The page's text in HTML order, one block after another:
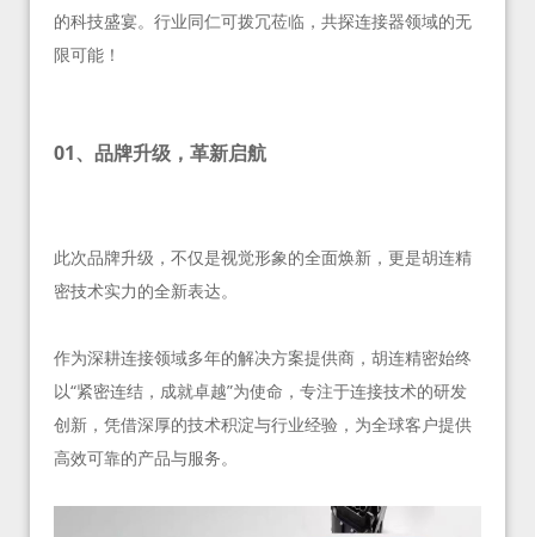
的科技盛宴。行业同仁可拨冗莅临，共探连接器领域的无
限可能！
01、品牌升级，革新启航
此次品牌升级，不仅是视觉形象的全面焕新，更是胡连精
密技术实力的全新表达。
作为深耕连接领域多年的解决方案提供商，胡连精密始终
以“紧密连结，成就卓越”为使命，专注于连接技术的研发
创新，凭借深厚的技术积淀与行业经验，为全球客户提供
高效可靠的产品与服务。